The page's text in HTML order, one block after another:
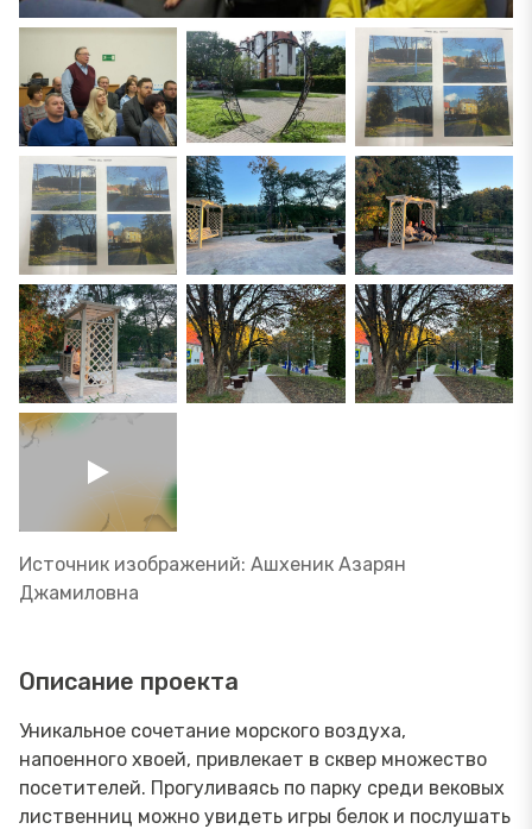
Источник изображений: Ашхеник Азарян
Джамиловна
Описание проекта
Уникальное сочетание морского воздуха,
напоенного хвоей, привлекает в сквер множество
посетителей. Прогуливаясь по парку среди вековых
лиственниц можно увидеть игры белок и послушать